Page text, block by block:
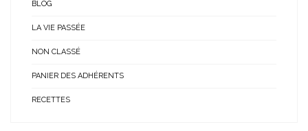
BLOG
LA VIE PASSÉE
NON CLASSÉ
PANIER DES ADHÉRENTS
RECETTES